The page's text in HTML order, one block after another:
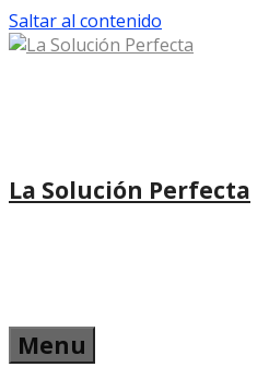
Saltar al contenido
La Solución Perfecta
Menu